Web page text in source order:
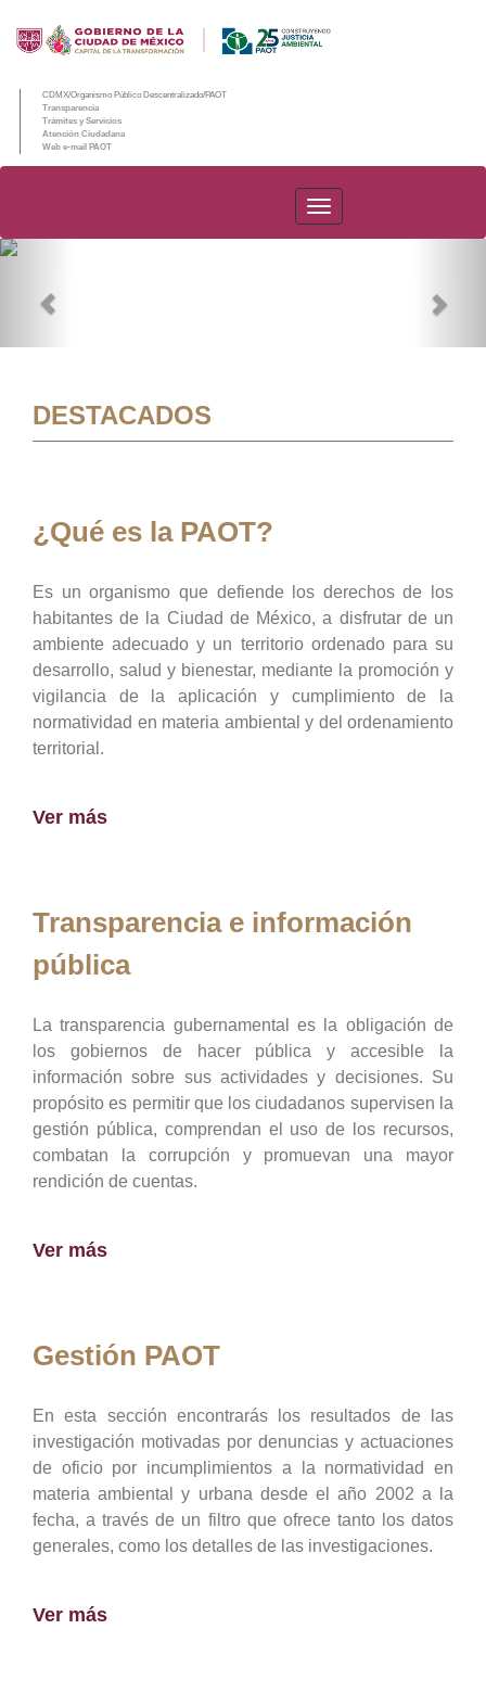
CDMX/Organismo Público Descentralizado/PAOT
Transparencia
Trámites y Servicios
Atención Ciudadana
Web e-mail PAOT
PAOT
DESTACADOS
¿Qué es la PAOT?
Es un organismo que defiende los derechos de los
habitantes de la Ciudad de México, a disfrutar de un
ambiente adecuado y un territorio ordenado para su
desarrollo, salud y bienestar, mediante la promoción y
vigilancia de la aplicación y cumplimiento de la
normatividad en materia ambiental y del ordenamiento
territorial.
Ver más
Transparencia e información
pública
La transparencia gubernamental es la obligación de
los gobiernos de hacer pública y accesible la
información sobre sus actividades y decisiones. Su
propósito es permitir que los ciudadanos supervisen la
gestión pública, comprendan el uso de los recursos,
combatan la corrupción y promuevan una mayor
rendición de cuentas.
Ver más
Gestión PAOT
En esta sección encontrarás los resultados de las
investigación motivadas por denuncias y actuaciones
de oficio por incumplimientos a la normatividad en
materia ambiental y urbana desde el año 2002 a la
fecha, a través de un filtro que ofrece tanto los datos
generales, como los detalles de las investigaciones.
Ver más